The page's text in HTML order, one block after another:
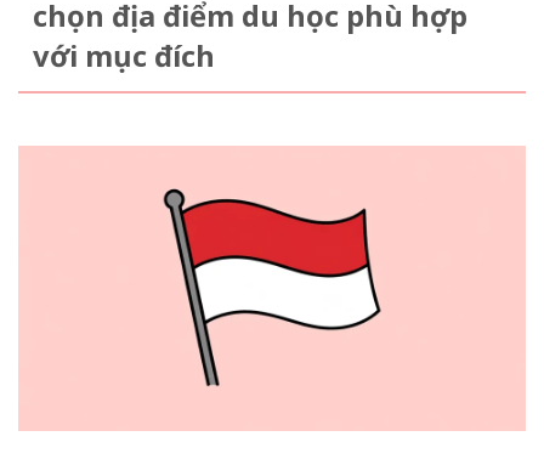
chọn địa điểm du học phù hợp
với mục đích